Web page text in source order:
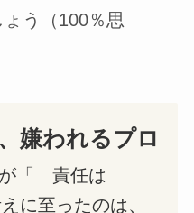
う（100％思
嫌われるプロ
が「 責任は
に至ったのは、